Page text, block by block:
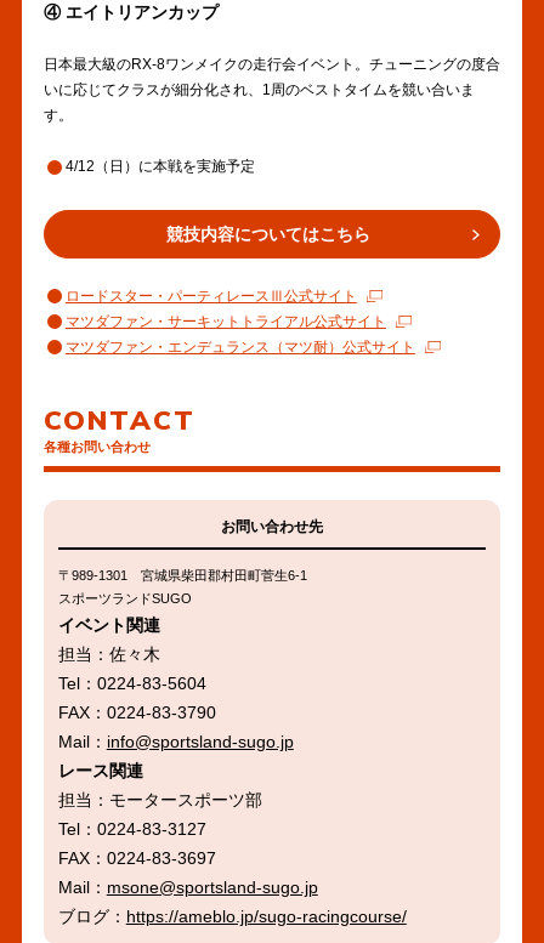
④ エイトリアンカップ
日本最大級のRX-8ワンメイクの走行会イベント。チューニングの度合
いに応じてクラスが細分化され、1周のベストタイムを競い合いま
す。
4/12（日）に本戦を実施予定
競技内容についてはこちら
ロードスター・パーティレースⅢ公式サイト
マツダファン・サーキットトライアル公式サイト
マツダファン・エンデュランス（マツ耐）公式サイト
CONTACT
各種お問い合わせ
お問い合わせ先
〒989-1301 宮城県柴田郡村田町菅生6-1
スポーツランドSUGO
イベント関連
担当：佐々木
Tel：0224-83-5604
FAX：0224-83-3790
Mail： info@sportsland-sugo.jp
レース関連
担当：モータースポーツ部
Tel：0224-83-3127
FAX：0224-83-3697
Mail： msone@sportsland-sugo.jp
ブログ： https://ameblo.jp/sugo-racingcourse/